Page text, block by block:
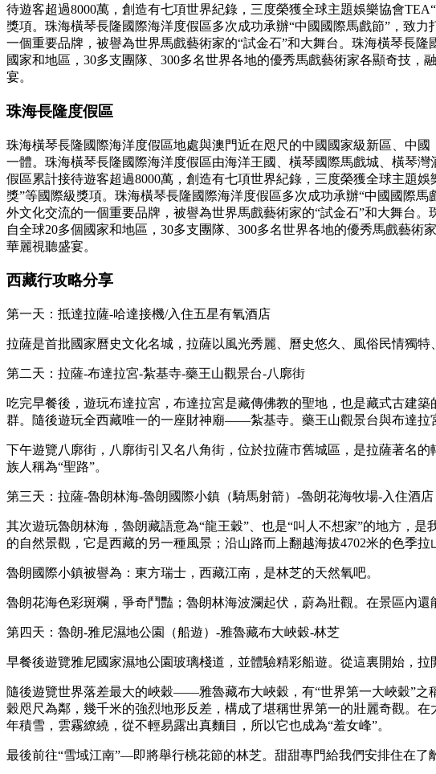
待遊客超過8000萬，創造有七項世界紀錄，三度榮獲全球主題娛樂協會
獎項。珠海橫琴長隆國際海洋度假區多次成功承辦“中國國際馬戲節”，致
一個重要品牌，被譽為世界馬戲藝術家的“試金石”和大舞台。珠海橫琴長
國家和地區，30多支團隊、300多名世界各地的優秀馬戲藝術家各顯奇技
宴。
珠海長隆度假區
珠海橫琴長隆國際海洋度假區地處與澳門近在咫尺的中國國家級新區、中
一體。珠海橫琴長隆國際海洋度假區由海洋王國、橫琴國際馬戲城、橫琴
假區累計接待遊客超過8000萬，創造有七項世界紀錄，三度榮獲全球主題
獎”等國際級獎項。珠海橫琴長隆國際海洋度假區多次成功承辦“中國國際
外文化交流的一個重要品牌，被譽為世界馬戲藝術家的“試金石”和大舞台
自全球20多個國家和地區，30多支團隊、300多名世界各地的優秀馬戲藝
華麗視聽盛宴。
西藏行攻略分享
第一天：抵達拉薩-哈達接機/入住五星有氧酒店
拉薩是首批國家曆史文化名城，拉薩以風光秀麗、曆史悠久、風俗民情獨
第二天：拉薩-布達拉宮-紮基寺-藥王山觀景台-八廓街
吃完早餐後，遊玩布達拉宮，布達拉宮是藏傳佛教的聖地，也是藏式古建
群。隨後遊玩全西藏唯一的一座財神廟——紮基寺。藥王山觀景台與布達拉
下午遊覽八廓街，八廓街引又名八角街，位於拉薩市舊城區，是拉薩著名
族人稱為“聖路”。
第三天：拉薩-魯朗林海-魯朗國際小鎮（騎馬射箭）-魯朗花海牧場-入住酒店
其次遊玩魯朗林海，魯朗藏語意為“龍王穀”、也是“叫人不想家”的地方，
的自然景觀，它是西藏的另一種風景；沿山路而上翻越海拔4702米的色季
魯朗國際小鎮被譽為：東方瑞士，西藏江南，是林芝的天然氧吧。
魯朗花海色彩斑斕，爭奇鬥豔；魯朗林海波瀾起伏，蔚為壯觀。在景區內
第四天：魯朗-雅尼濕地公園（船遊）-雅魯藏布大峽穀-林芝
早餐後遊覽雅尼國家濕地公園玻璃棧道，並體驗精彩船遊。從這裏開始，
隨後遊覽世界落差最大的峽穀——雅魯藏布大峽穀，有“世界第一大峽穀”
穀咫尺為鄰，幾千米的強烈地形反差，構成了堪稱世界第一的壯麗奇觀。
年積雪，雲霧繚繞，從不輕易露出真麵目，所以它也成為“羞女峰”。
最後前往“雪域江南”—即將舉行桃花節的林芝。甜甜專門給我們安排住在了